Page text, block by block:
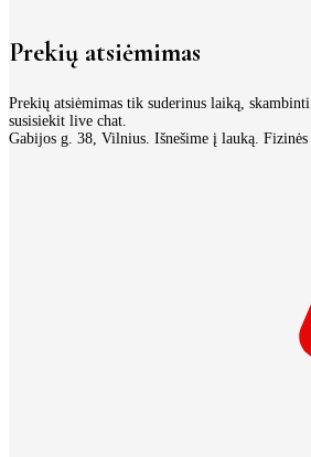
Prekių atsiėmimas
Prekių atsiėmimas tik suderinus laiką,
susisiekit live chat.
Gabijos g. 38, Vilnius. Išnešime į lauką. Fizinės